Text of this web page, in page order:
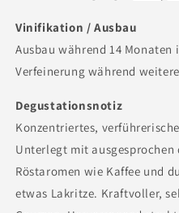
Vinifikation / Ausbau
Ausbau während 14
Verfeinerung während
Degustationsnotiz
Konzentriertes,
Unterlegt mit ausgesprochen
Röstaromen wie Kaffee und
etwas Lakritze. Kraftvoller,